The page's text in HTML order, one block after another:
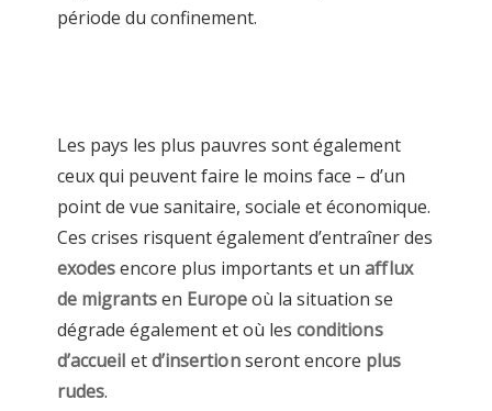
période du confinement.
Les pays les plus pauvres sont également
ceux qui peuvent faire le moins face – d’un
point de vue sanitaire, sociale et économique.
Ces crises risquent également d’entraîner des
exodesencore plus importants et unafflux
de migrantsen Europeoù la situation se
dégrade également et où les conditions
d’accueil etd’insertionseront encore plus
rudes.